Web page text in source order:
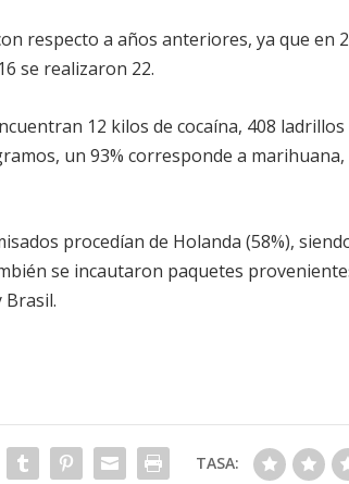
respecto a años anteriores, ya que en
se realizaron 22.
12 kilos de cocaína, 408
un 93% corresponde a marihuana,
procedían de Holanda (58%),
se incautaron paquetes
Brasil.
TASA: